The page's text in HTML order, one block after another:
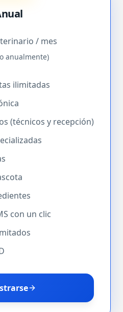
/ mes
anualmente)
ilimitadas
(técnicos y recepción)
con un clic